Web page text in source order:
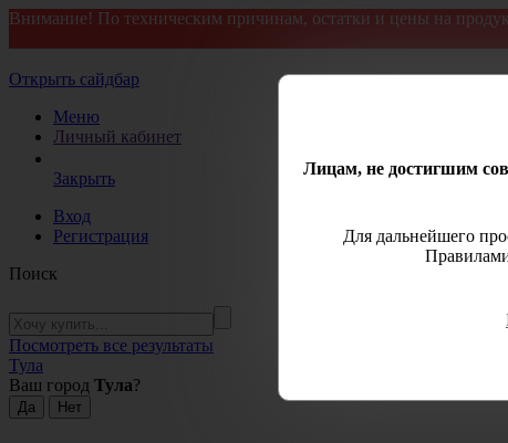
Внимание! По техническим причинам, остатки и цены на
Открыть сайдбар
Меню
Личный кабинет
Закрыть
Вход
Регистрация
Поиск
Посмотреть все результаты
Тула
Ваш город Тула?
Лицам, не достигшим
Для дальнейшего